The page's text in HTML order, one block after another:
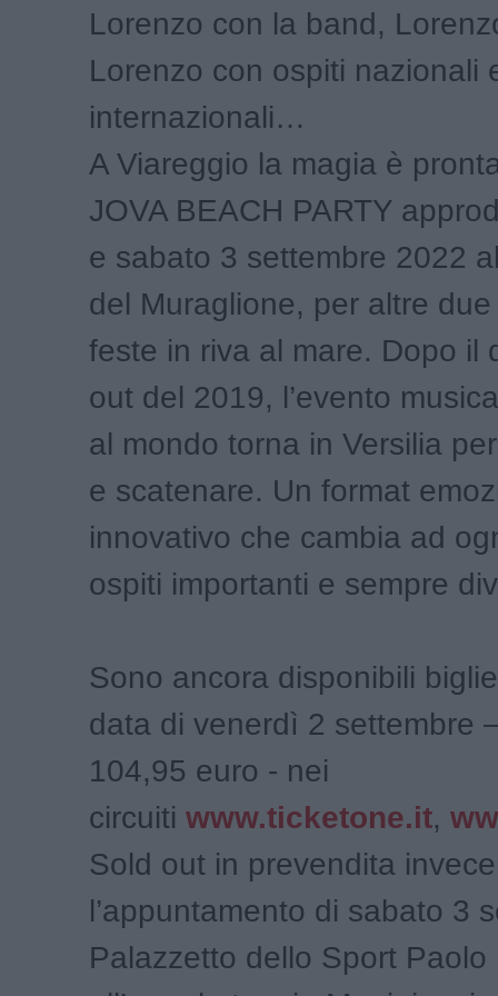
Lorenzo con la band,
Lorenzo con ospiti nazionali
internazionali…
A Viareggio la magia è
JOVA BEACH PARTY
e sabato 3 settembre 2022
del Muraglione, per altre
feste in riva al mare. Dopo il
out del 2019, l’evento
al mondo torna in Versilia
e scatenare. Un format
innovativo che cambia ad
ospiti importanti e sempre
Sono ancora disponibili
data di venerdì 2 settembre
104,95 euro - nei
circuiti www.ticketone.it,
Sold out in prevendita invece
l’appuntamento di sabato 3
Palazzetto dello Sport Paolo